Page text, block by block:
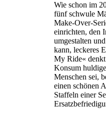
Wie schon im
fünf schwule
Make-Over-
einrichten, den
umgestalten
kann, leckeres
My Ride«
Konsum
Menschen sei,
einen schönen
Staffeln einer